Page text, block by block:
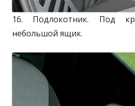
16. Подлокотник. Под
небольшой ящик.